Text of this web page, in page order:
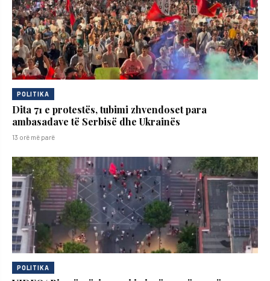
POLITIKA
Dita 71 e protestës, tubimi zhvendoset para
ambasadave të Serbisë dhe Ukrainës
13 orë më parë
POLITIKA